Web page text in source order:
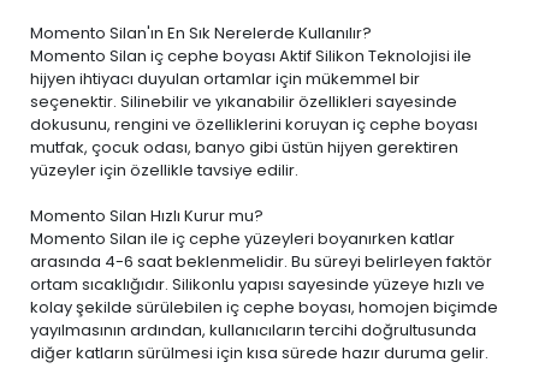
Momento Silan'ın En Sık Nerelerde Kullanılır?
Momento Silan iç cephe boyası Aktif Silikon Teknolojisi ile
hijyen ihtiyacı duyulan ortamlar için mükemmel bir
seçenektir. Silinebilir ve yıkanabilir özellikleri sayesinde
dokusunu, rengini ve özelliklerini koruyan iç cephe boyası
mutfak, çocuk odası, banyo gibi üstün hijyen gerektiren
yüzeyler için özellikle tavsiye edilir.
Momento Silan Hızlı Kurur mu?
Momento Silan ile iç cephe yüzeyleri boyanırken katlar
arasında 4-6 saat beklenmelidir. Bu süreyi belirleyen faktör
ortam sıcaklığıdır. Silikonlu yapısı sayesinde yüzeye hızlı ve
kolay şekilde sürülebilen iç cephe boyası, homojen biçimde
yayılmasının ardından, kullanıcıların tercihi doğrultusunda
diğer katların sürülmesi için kısa sürede hazır duruma gelir.